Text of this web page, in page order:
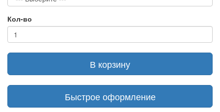
Кол-во
В корзину
Быстрое оформление